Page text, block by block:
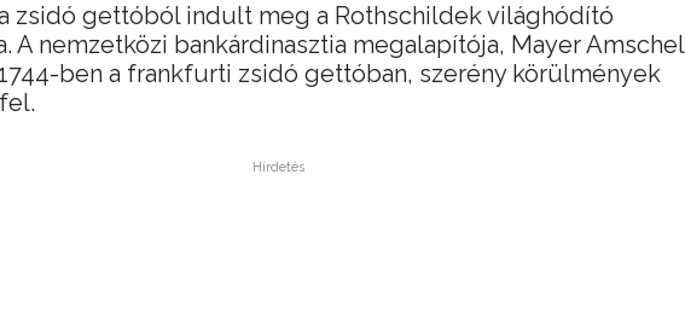
zsidó gettóból indult meg a Rothschildek világhódító
A nemzetközi bankárdinasztia megalapítója, Mayer Amschel
ben a frankfurti zsidó gettóban, szerény körülmények
Hirdetés